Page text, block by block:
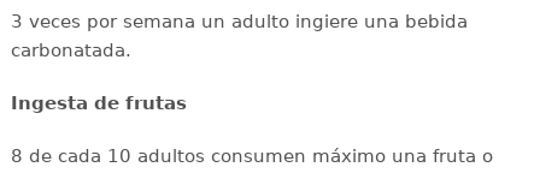
3 veces por semana un adulto ingiere una bebida
carbonatada.
Ingesta de frutas
8 de cada 10 adultos consumen máximo una fruta o